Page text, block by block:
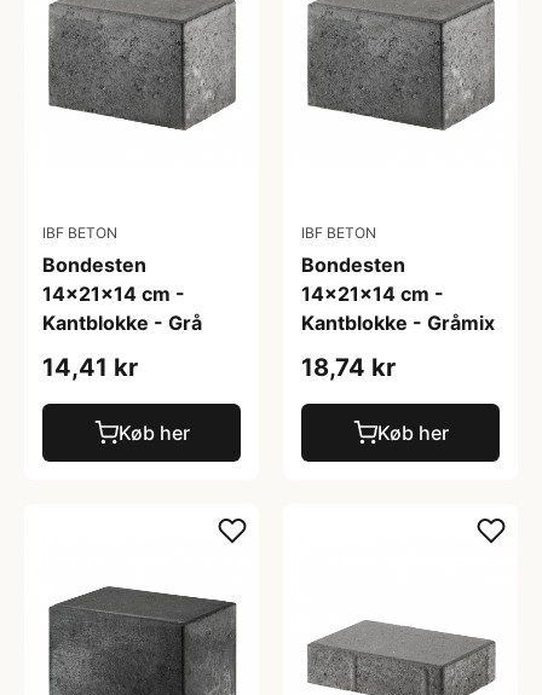
IBF BETON
Bondesten
14x21x14 cm -
Kantblokke - Grå
14,41 kr
Køb her
IBF BETON
Bondesten
14x21x14 cm -
Kantblokke - Gråmix
18,74 kr
Køb her